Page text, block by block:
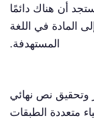
أن هناك دائمًا
المادة في اللغة
المستهدفة.
وتحقيق نص نهائي
متعددة الطبقات